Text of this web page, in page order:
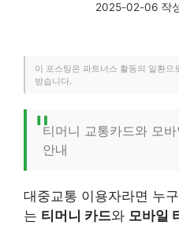
2025-02-06 작
이 포스팅은 파트너스 활동의 일환
받습니다.
티머니 교통카드와 모
안내
대중교통 이용자라면 누
는 티머니 카드와 모바일